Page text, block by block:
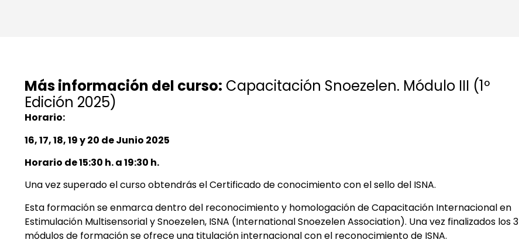
Más información del curso: Capacitación Snoezelen. Módulo III (1º
Edición 2025)
Horario:
16, 17, 18, 19 y 20 de Junio 2025
Horario de 15:30 h. a 19:30 h.
Una vez superado el curso obtendrás el Certificado de conocimiento con el sello del ISNA.
Esta formación se enmarca dentro del reconocimiento y homologación de Capacitación Internacional en
Estimulación Multisensorial y Snoezelen, ISNA (International Snoezelen Association). Una vez finalizados los 3
módulos de formación se ofrece una titulación internacional con el reconocimiento de ISNA.